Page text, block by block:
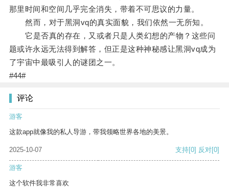
那里时间和空间几乎完全消失，带着不可思议的力量。
然而，对于黑洞vq的真实面貌，我们依然一无所知。
它是否真的存在，又或者只是人类幻想的产物？这些问
题或许永远无法得到解答，但正是这种神秘感让黑洞vq成为
了宇宙中最吸引人的谜团之一。
#44#
评论
游客
这款app就像我的私人导游，带我领略世界各地的美景。
2025-10-07 支持[0] 反对[0]
游客
这个软件我非常喜欢